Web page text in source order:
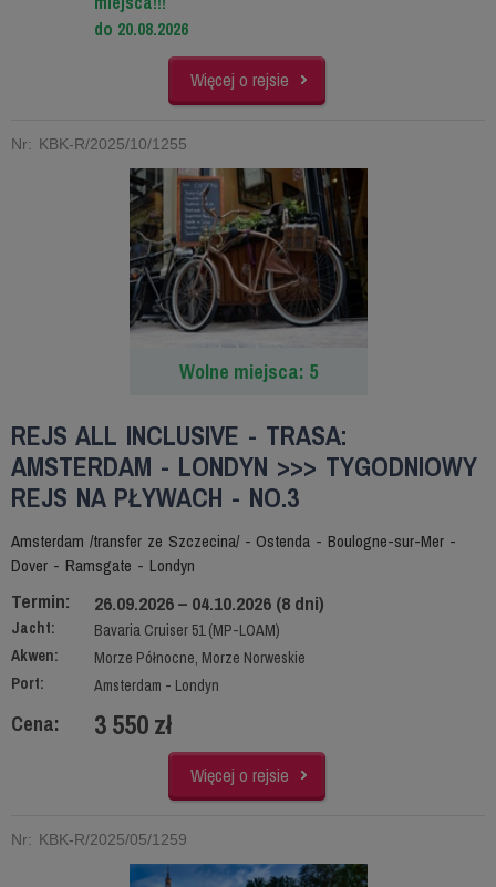
do 20.08.2026
Więcej o rejsie
Nr: KBK-R/2025/10/1255
Wolne miejsca: 5
REJS ALL INCLUSIVE - TRASA:
AMSTERDAM - LONDYN >>> TYGODNIOWY
REJS NA PŁYWACH - NO.3
Amsterdam /transfer ze Szczecina/ - Ostenda - Boulogne-sur-Mer -
Dover - Ramsgate - Londyn
Termin: 26.09.2026 – 04.10.2026 (8 dni)
Jacht:
Bavaria Cruiser 51 (MP-LOAM)
Akwen:
Morze Północne, Morze Norweskie
Port:
Amsterdam - Londyn
Cena: 3 550 zł
Więcej o rejsie
Nr: KBK-R/2025/05/1259